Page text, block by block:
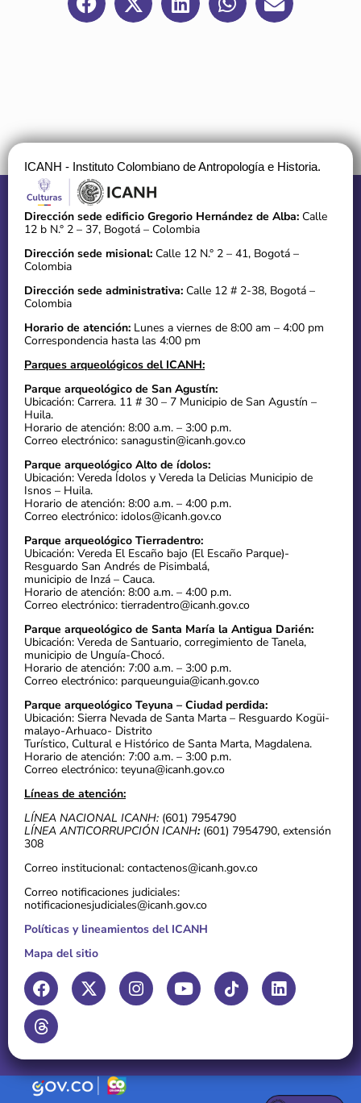
ICANH - Instituto Colombiano de Antropología e Historia.
Dirección sede edificio Gregorio Hernández de Alba: Calle
12 b N.° 2 – 37, Bogotá – Colombia
Dirección sede misional: Calle 12 N.° 2 – 41, Bogotá –
Colombia
Dirección sede administrativa: Calle 12 # 2-38, Bogotá –
Colombia
Horario de atención: Lunes a viernes de 8:00 am – 4:00 pm
Correspondencia hasta las 4:00 pm
Parques arqueológicos del ICANH:
Parque arqueológico de San Agustín:
Ubicación: Carrera. 11 # 30 – 7 Municipio de San Agustín –
Huila.
Horario de atención: 8:00 a.m. – 3:00 p.m.
Correo electrónico: sanagustin@icanh.gov.co
Parque arqueológico Alto de ídolos:
Ubicación: Vereda Ídolos y Vereda la Delicias Municipio de
Isnos – Huila.
Horario de atención: 8:00 a.m. – 4:00 p.m.
Correo electrónico: idolos@icanh.gov.co
Parque arqueológico Tierradentro:
Ubicación: Vereda El Escaño bajo (El Escaño Parque)-
Resguardo San Andrés de Pisimbalá,
municipio de Inzá – Cauca.
Horario de atención: 8:00 a.m. – 4:00 p.m.
Correo electrónico: tierradentro@icanh.gov.co
Parque arqueológico de Santa María la Antigua Darién:
Ubicación: Vereda de Santuario, corregimiento de Tanela,
municipio de Unguía-Chocó.
Horario de atención: 7:00 a.m. – 3:00 p.m.
Correo electrónico: parqueunguia@icanh.gov.co
Parque arqueológico Teyuna – Ciudad perdida:
Ubicación: Sierra Nevada de Santa Marta – Resguardo Kogüi-
malayo-Arhuaco- Distrito
Turístico, Cultural e Histórico de Santa Marta, Magdalena.
Horario de atención: 7:00 a.m. – 3:00 p.m.
Correo electrónico: teyuna@icanh.gov.co
Líneas de atención:
LÍNEA NACIONAL ICANH: (601) 7954790
LÍNEA ANTICORRUPCIÓN ICANH: (601) 7954790, extensión
308
Correo institucional: contactenos@icanh.gov.co
Correo notificaciones judiciales:
notificacionesjudiciales@icanh.gov.co
Políticas y lineamientos del ICANH
Mapa del sitio
F
a
c
e
b
o
o
k
X
-
t
t
t
e
I
n
s
g
r
Y
o
u
b
e
L
i
n
d
i
n
T
h
r
e
a
d
s